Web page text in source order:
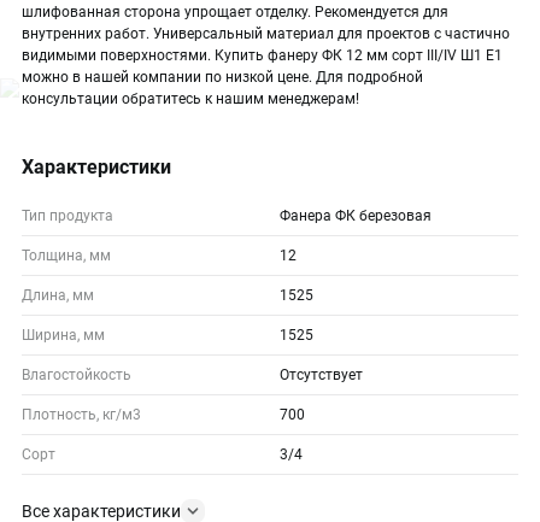
шлифованная сторона упрощает отделку. Рекомендуется для
внутренних работ. Универсальный материал для проектов с частично
видимыми поверхностями. Купить фанеру ФК 12 мм сорт III/IV Ш1 Е1
можно в нашей компании по низкой цене. Для подробной
консультации обратитесь к нашим менеджерам!
Характеристики
Тип продукта Фанера ФК березовая
Толщина, мм 12
Длина, мм 1525
Ширина, мм 1525
Влагостойкость Отсутствует
Плотность, кг/м3 700
Сорт 3/4
Все характеристики